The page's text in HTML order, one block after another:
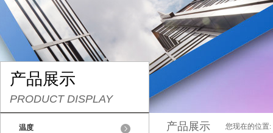
产品展示
PRODUCT DISPLAY
温度 产品展示 您现在的位置: